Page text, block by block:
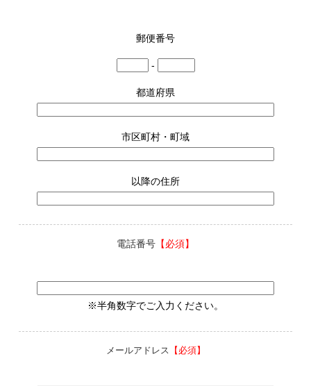
郵便番号
-
都道府県
市区町村・町域
以降の住所
電話番号 【必須】
※半角数字でご入力ください。
メールアドレス 【必須】